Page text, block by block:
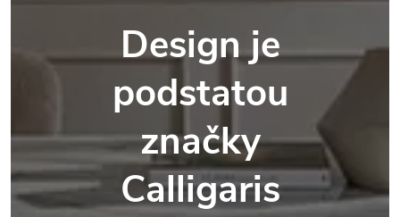
Design je
podstatou
značky
Calligaris